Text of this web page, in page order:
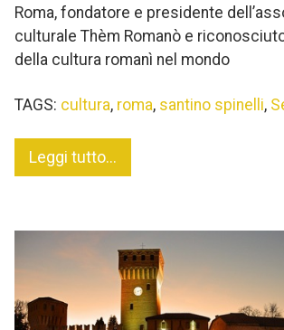
Roma, fondatore e presidente
culturale Thèm Romanò e
della cultura romanì nel mondo
TAGS: cultura, roma, santino spinelli,
Leggi tutto...